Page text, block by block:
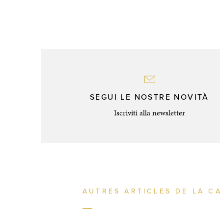
SEGUI LE NOSTRE NOVITÀ
Iscriviti alla newsletter
AUTRES ARTICLES DE LA